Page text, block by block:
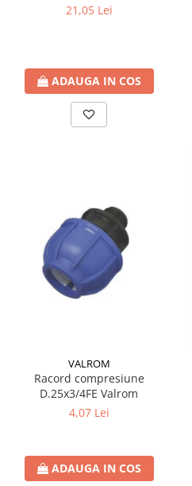
21,05 Lei
ADAUGA IN COS
VALROM
Racord compresiune
D.25x3/4FE Valrom
4,07 Lei
ADAUGA IN COS